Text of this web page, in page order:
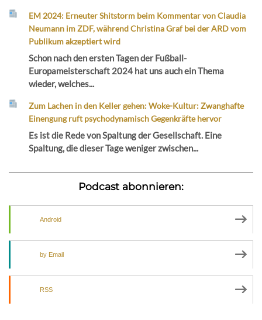
EM 2024: Erneuter Shitstorm beim Kommentar von Claudia
Neumann im ZDF, während Christina Graf bei der ARD vom
Publikum akzeptiert wird
Schon nach den ersten Tagen der Fußball-
Europameisterschaft 2024 hat uns auch ein Thema
wieder, welches...
Zum Lachen in den Keller gehen: Woke-Kultur: Zwanghafte
Einengung ruft psychodynamisch Gegenkräfte hervor
Es ist die Rede von Spaltung der Gesellschaft. Eine
Spaltung, die dieser Tage weniger zwischen...
Podcast abonnieren:
Android
by Email
RSS